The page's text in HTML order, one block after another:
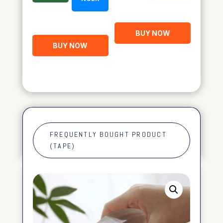
BUY NOW
BUY NOW
FREQUENTLY BOUGHT PRODUCT
(TAPE)